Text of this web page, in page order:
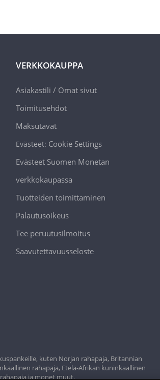
VERKKOKAUPPA
Asiakastili / Omat sivut
Toimitusehdot
Maksutavat
Evästeet: Cookie Settings
Evästeet Suomen Monetan
verkkokaupassa
Tuotteiden toimittaminen
Palautusoikeus
Tee peruutusilmoitus
Saavutettavuusseloste
kuten Norjan rahapaja, Britannian
rahapaja, Etelä-Afrikan kuninkaallinen
ja monet muut.